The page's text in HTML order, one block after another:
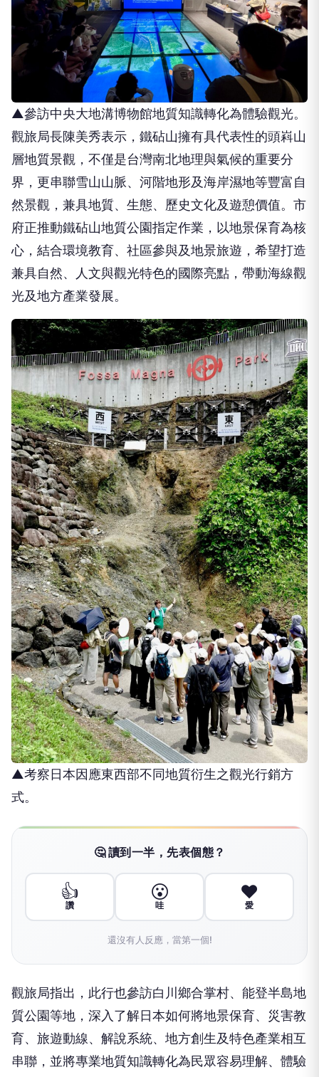
▲參訪中央大地溝博物館地質知識轉化為體驗觀光。
觀旅局長陳美秀表示，鐵砧山擁有具代表性的頭嵙山
層地質景觀，不僅是台灣南北地理與氣候的重要分
界，更串聯雪山山脈、河階地形及海岸濕地等豐富自
然景觀，兼具地質、生態、歷史文化及遊憩價值。市
府正推動鐵砧山地質公園指定作業，以地景保育為核
心，結合環境教育、社區參與及地景旅遊，希望打造
兼具自然、人文與觀光特色的國際亮點，帶動海線觀
光及地方產業發展。
▲考察日本因應東西部不同地質衍生之觀光行銷方
式。
🤔 讀到一半，先表個態？
👍
讚
😮
哇
❤️
愛
還沒有人反應，當第一個!
觀旅局指出，此行也參訪白川鄉合掌村、能登半島地
質公園等地，深入了解日本如何將地景保育、災害教
育、旅遊動線、解說系統、地方創生及特色產業相互
串聯，並將專業地質知識轉化為民眾容易理解、體驗